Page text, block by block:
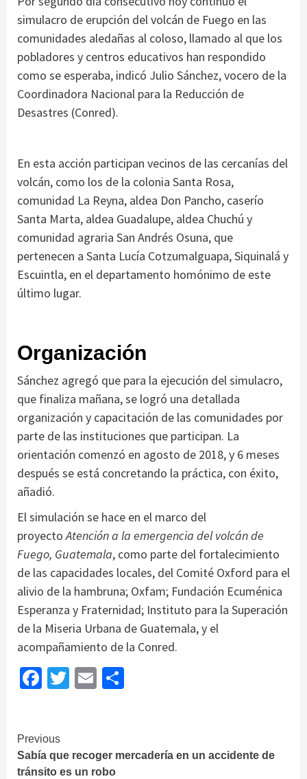
simulacro de erupción del volcán de Fuego en las
comunidades aledañas al coloso, llamado al que los
pobladores y centros educativos han respondido
como se esperaba, indicó Julio Sánchez, vocero de la
Coordinadora Nacional para la Reducción de
Desastres (Conred).
En esta acción participan vecinos de las cercanías del
volcán, como los de la colonia Santa Rosa,
comunidad La Reyna, aldea Don Pancho, caserío
Santa Marta, aldea Guadalupe, aldea Chuchú y
comunidad agraria San Andrés Osuna, que
pertenecen a Santa Lucía Cotzumalguapa, Siquinalá y
Escuintla, en el departamento homónimo de este
último lugar.
Organización
Sánchez agregó que para la ejecución del simulacro,
que finaliza mañana, se logró una detallada
organización y capacitación de las comunidades por
parte de las instituciones que participan. La
orientación comenzó en agosto de 2018, y 6 meses
después se está concretando la práctica, con éxito,
añadió.
El simulación se hace en el marco del
proyectoAtención a la emergencia del volcán de
Fuego, Guatemala, como parte del fortalecimiento
de las capacidades locales, del Comité Oxford para el
alivio de la hambruna; Oxfam; Fundación Ecuménica
Esperanza y Fraternidad; Instituto para la Superación
de la Miseria Urbana de Guatemala, y el
acompañamiento de la Conred.
Facebook
Twitter
Email
Continue
Reading
Previous
Sabía que recoger mercadería en un accidente de
tránsito es un robo